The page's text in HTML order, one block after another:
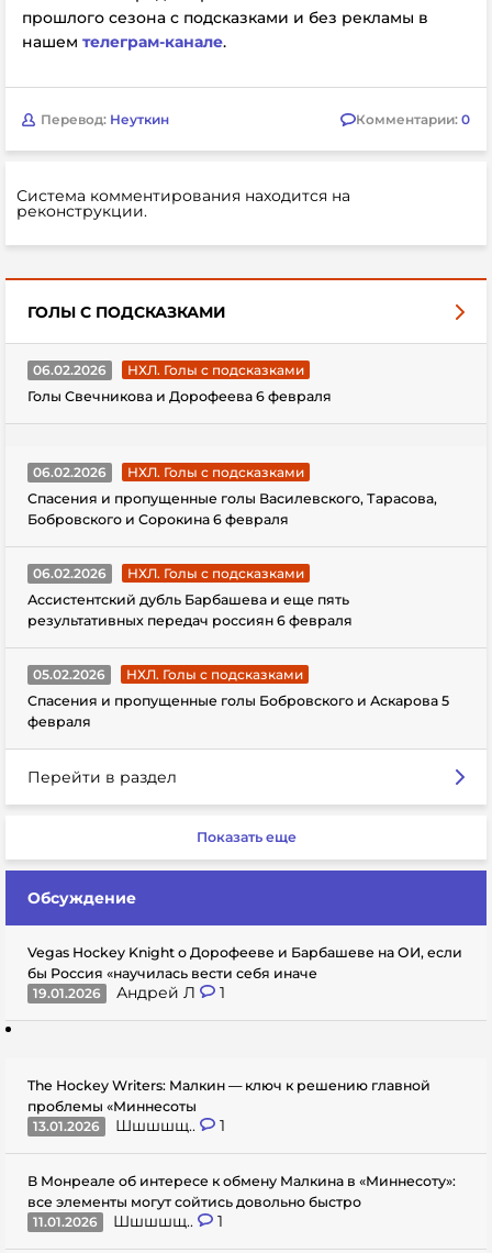
прошлого сезона с подсказками и без рекламы в
нашем телеграм-канале.
Перевод: Неуткин Комментарии: 0
Система комментирования находится на
реконструкции.
ГОЛЫ С ПОДСКАЗКАМИ
06.02.2026
НХЛ. Голы с подсказками
Голы Свечникова и Дорофеева 6 февраля
06.02.2026
НХЛ. Голы с подсказками
Спасения и пропущенные голы Василевского, Тарасова,
Бобровского и Сорокина 6 февраля
06.02.2026
НХЛ. Голы с подсказками
Ассистентский дубль Барбашева и еще пять
результативных передач россиян 6 февраля
05.02.2026
НХЛ. Голы с подсказками
Спасения и пропущенные голы Бобровского и Аскарова 5
февраля
Перейти в раздел
Показать еще
Обсуждение
Vegas Hockey Knight о Дорофееве и Барбашеве на ОИ, если
бы Россия «научилась вести себя иначе
19.01.2026
Андрей Л 1
The Hockey Writers: Малкин — ключ к решению главной
проблемы «Миннесоты
13.01.2026
Шшшшщ.. 1
В Монреале об интересе к обмену Малкина в «Миннесоту»:
все элементы могут сойтись довольно быстро
11.01.2026
Шшшшщ.. 1